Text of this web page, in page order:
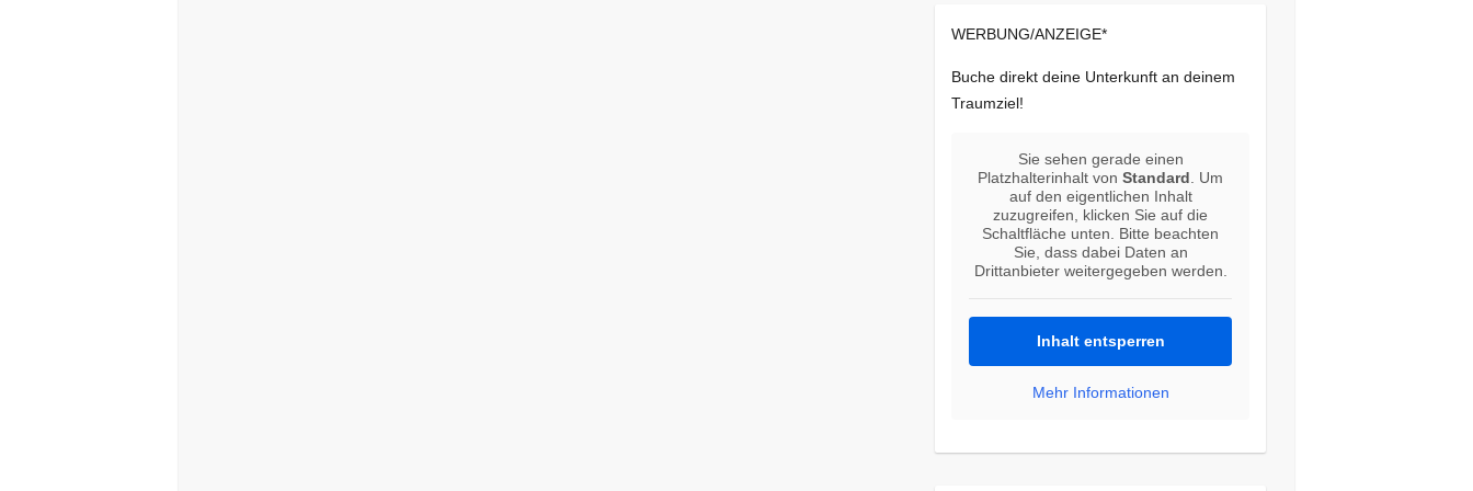
WERBUNG/ANZEIGE*
Buche direkt deine Unterkunft an deinem
Traumziel!
Sie sehen gerade einen
Platzhalterinhalt vonStandard . Um
auf den eigentlichen Inhalt
zuzugreifen, klicken Sie auf die
Schaltfläche unten. Bitte beachten
Sie, dass dabei Daten an
Drittanbieter weitergegeben werden.
Inhalt entsperren
Mehr Informationen